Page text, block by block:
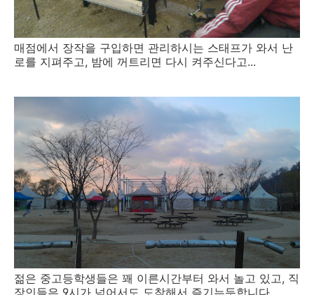
매점에서 장작을 구입하면 관리하시는 스태프가 와서 난
로를 지펴주고, 밤에 꺼트리면 다시 켜주신다고...
젊은 중고등학생들은 꽤 이른시간부터 와서 놀고 있고, 직
장인들은 9시가 넘어서도 도착해서 즐기는듯합니다.